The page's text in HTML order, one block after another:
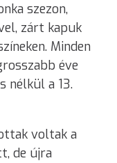
szezon,
zárt kapuk
Minden
éve
nélkül a 13.
voltak a
de újra